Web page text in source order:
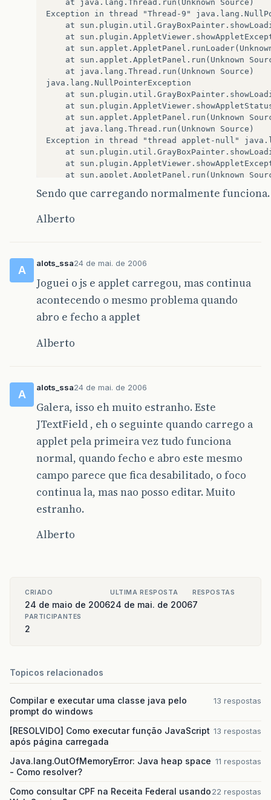
Exception in thread "Thread-9"
java.lang.NullPointerException
Exception in thread "thread applet-null"
java.lang.NullPointerException
	at sun.plugin.AppletViewer.showAppletStatus(Unknown Source)
	at sun.applet.AppletPanel.run(Unknown Source)
Exception in thread "Thread-14"
	at sun.plugin.util.GrayBoxPainter.showLoadingError(Unknown Source)
	at java.lang.Thread.run(Unknown Source)
	at sun.applet.AppletPanel.run(Unknown Source)
	at java.lang.Thread.run(Unknown Source)
Exception in thread "thread applet-null"
	at sun.plugin.util.GrayBoxPainter.showLoadingError(Unknown Source)
	at sun.plugin.AppletViewer.showAppletException(Unknown Source)
Sendo que carregando normalmente funciona.
Alberto
A
alots_ssa24 de mai. de 2006
Joguei o js e applet carregou, mas continua
acontecendo o mesmo problema quando
abro e fecho a applet
Alberto
A
alots_ssa24 de mai. de 2006
Galera, isso eh muito estranho. Este
JTextField , eh o seguinte quando carrego a
applet pela primeira vez tudo funciona
normal, quando fecho e abro este mesmo
campo parece que fica desabilitado, o foco
continua la, mas nao posso editar. Muito
estranho.
Alberto
CRIADO
24 de maio de 2006
ULTIMA RESPOSTA
24 de mai. de 2006
RESPOSTAS
7
PARTICIPANTES
2
Topicos relacionados
Compilar e executar uma classe java pelo
prompt do windows
13 respostas
[RESOLVIDO] Como executar função JavaScript
após página carregada
13 respostas
Java.lang.OutOfMemoryError: Java heap space
- Como resolver?
11 respostas
Como consultar CPF na Receita Federal usando22 respostas